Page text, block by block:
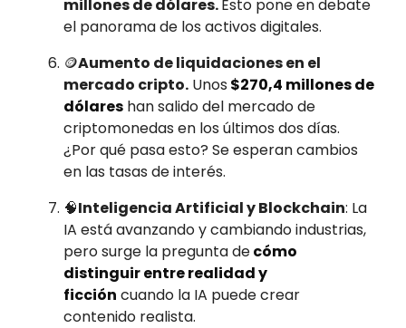
millones de dólares.Esto pone en debate
el panorama de los activos digitales.
🪙Aumento de liquidaciones en el
mercado cripto. Unos $270,4 millones de
dólares han salido del mercado de
criptomonedas en los últimos dos días.
¿Por qué pasa esto? Se esperan cambios
en las tasas de interés.
🧠Inteligencia Artificial y Blockchain: La
IA está avanzando y cambiando industrias,
pero surge la pregunta decómo
distinguir entre realidad y
ficción cuando la IA puede crear
contenido realista.